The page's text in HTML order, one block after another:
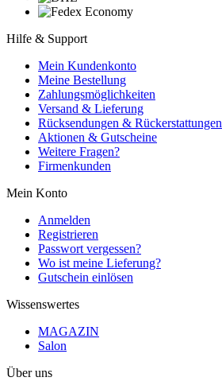
Hilfe & Support
Mein Kundenkonto
Meine Bestellung
Zahlungsmöglichkeiten
Versand & Lieferung
Rücksendungen & Rückerstattungen
Aktionen & Gutscheine
Weitere Fragen?
Firmenkunden
Mein Konto
Anmelden
Registrieren
Passwort vergessen?
Wo ist meine Lieferung?
Gutschein einlösen
Wissenswertes
MAGAZIN
Salon
Über uns